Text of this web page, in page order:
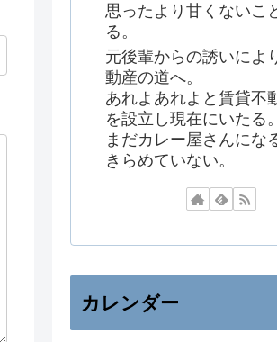
思ったより甘くないこ
る。
元後輩からの誘いによ
動産の道へ。
あれよあれよと賃貸不
を設立し現在にいたる。
まだカレー屋さんにな
きらめていない。
カレンダー